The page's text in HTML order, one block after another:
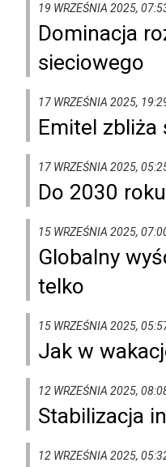
19 WRZEŚNIA 2025,
Dominacja
sieciowego
17 WRZEŚNIA 2025,
Emitel zbliża
17 WRZEŚNIA 2025,
Do 2030
15 WRZEŚNIA 2025,
Globalny
telko
15 WRZEŚNIA 2025,
Jak w
12 WRZEŚNIA 2025,
Stabilizacja
12 WRZEŚNIA 2025,